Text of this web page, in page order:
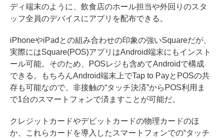
ディ端末のように、飲食店のホール担当や外回りのスタ
ッフ全員のデバイスにアプリを配布できる。
iPhoneやiPadとの組み合わせの印象の強いSquareだが、
実際にはSquare(POS)アプリはAndroid端末にもインスト
ール可能。そのため、POSレジも含めてAndroidで構成
できる。もちろんAndroid端末上でTap to PayとPOSの共
存も可能なので、非接触の“タッチ決済”からPOS利用ま
で1台のスマートフォンで済ますことが可能だ。
クレジットカードやデビットカードの物理カードのほ
か、これらカードを導入したスマートフォンでの“タッチ